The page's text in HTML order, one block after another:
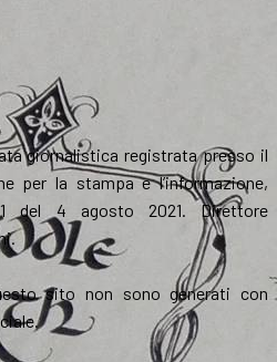
giornalistica registrata presso il
per la stampa e l’informazione,
del 4 agosto 2021. Direttore
sito non sono generati con